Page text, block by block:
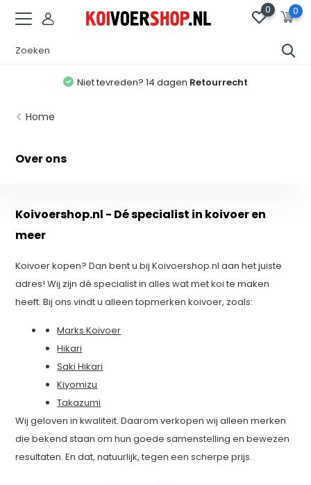
0 0
Niet tevreden? 14 dagen Retourrecht
Home
Over ons
Koivoershop.nl - Dé specialist in koivoer en
meer
Koivoer kopen? Dan bent u bij Koivoershop.nl aan het juiste
adres! Wij zijn dé specialist in alles wat met koi te maken
heeft. Bij ons vindt u alleen topmerken koivoer, zoals:
Marks Koivoer
Hikari
Saki Hikari
Kiyomizu
Takazumi
Wij geloven in kwaliteit. Daarom verkopen wij alleen merken
die bekend staan om hun goede samenstelling en bewezen
resultaten. En dat, natuurlijk, tegen een scherpe prijs.